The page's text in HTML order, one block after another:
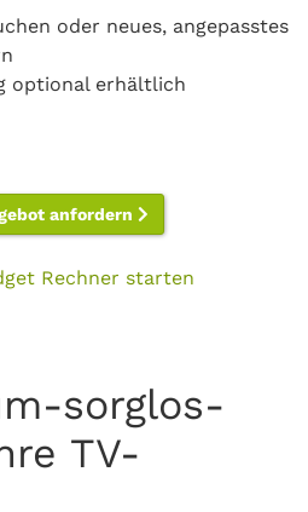
oder neues, angepasstes
optional erhältlich
anfordern
Rechner starten
sorglos-
TV-